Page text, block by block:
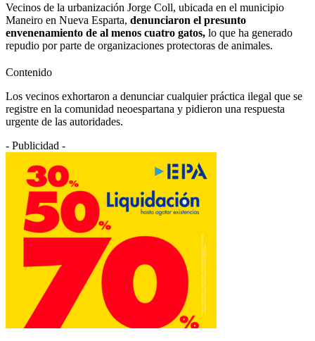
Vecinos de la urbanización Jorge Coll, ubicada en el municipio
Maneiro en Nueva Esparta, denunciaron el presunto
envenenamiento de al menos cuatro gatos, lo que ha generado
repudio por parte de organizaciones protectoras de animales.
Contenido
Los vecinos exhortaron a denunciar cualquier práctica ilegal que se
registre en la comunidad neoespartana y pidieron una respuesta
urgente de las autoridades.
- Publicidad -